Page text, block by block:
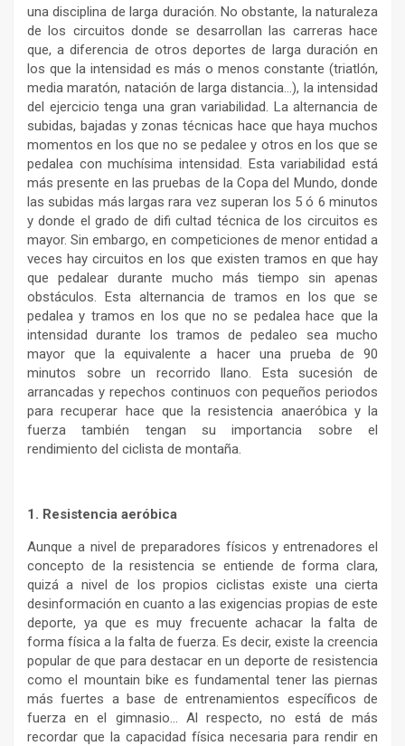
una disciplina de larga duración. No obstante, la naturaleza
de los circuitos donde se desarrollan las carreras hace
que, a diferencia de otros deportes de larga duración en
los que la intensidad es más o menos constante (triatlón,
media maratón, natación de larga distancia…), la intensidad
del ejercicio tenga una gran variabilidad. La alternancia de
subidas, bajadas y zonas técnicas hace que haya muchos
momentos en los que no se pedalee y otros en los que se
pedalea con muchísima intensidad. Esta variabilidad está
más presente en las pruebas de la Copa del Mundo, donde
las subidas más largas rara vez superan los 5 ó 6 minutos
y donde el grado de difi cultad técnica de los circuitos es
mayor. Sin embargo, en competiciones de menor entidad a
veces hay circuitos en los que existen tramos en que hay
que pedalear durante mucho más tiempo sin apenas
obstáculos. Esta alternancia de tramos en los que se
pedalea y tramos en los que no se pedalea hace que la
intensidad durante los tramos de pedaleo sea mucho
mayor que la equivalente a hacer una prueba de 90
minutos sobre un recorrido llano. Esta sucesión de
arrancadas y repechos continuos con pequeños periodos
para recuperar hace que la resistencia anaeróbica y la
fuerza también tengan su importancia sobre el
rendimiento del ciclista de montaña.
1. Resistencia aeróbica
Aunque a nivel de preparadores físicos y entrenadores el
concepto de la resistencia se entiende de forma clara,
quizá a nivel de los propios ciclistas existe una cierta
desinformación en cuanto a las exigencias propias de este
deporte, ya que es muy frecuente achacar la falta de
forma física a la falta de fuerza. Es decir, existe la creencia
popular de que para destacar en un deporte de resistencia
como el mountain bike es fundamental tener las piernas
más fuertes a base de entrenamientos específicos de
fuerza en el gimnasio… Al respecto, no está de más
recordar que la capacidad física necesaria para rendir en